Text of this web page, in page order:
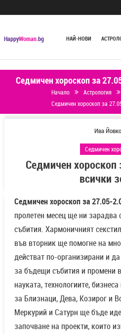
HappyWoman.bg НАЙ-НОВИ
Седмичен хороскоп за
Начало Астрология
Седмичен хороскоп за
Ива
Седмичен
Седмичен
всички
Седмичен хороскоп за 27.05-
пролетен месец ще ни зарадва
събития. Хармоничният
във вторник ще помогне на
действат по-организирани и
за бъдещи събития и промени
науката, технологиите,
за Близнаци, Дева, Козирог и
Меркурий и Сатурн ще бъде
започване на проекти, които